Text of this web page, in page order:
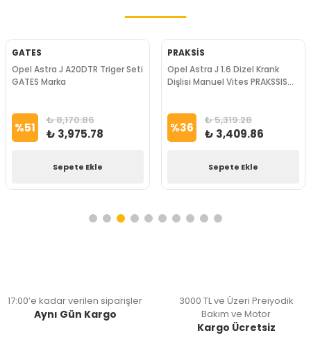
GATES
Opel Astra J A20DTR Triger Seti
GATES Marka
%51 ₺ 8,170.86
₺ 3,975.78
Sepete Ekle
PRAKSİS
Opel Astra J 1.6 Dizel Krank
Dişlisi Manuel Vites PRAKSSIS
%36 ₺ 5,319.28
₺ 3,409.86
Sepete Ekle
17:00’e kadar verilen siparişler
Aynı Gün Kargo
3000 TL ve Üzeri Preiyodik
Bakım ve Motor
Kargo Ücretsiz